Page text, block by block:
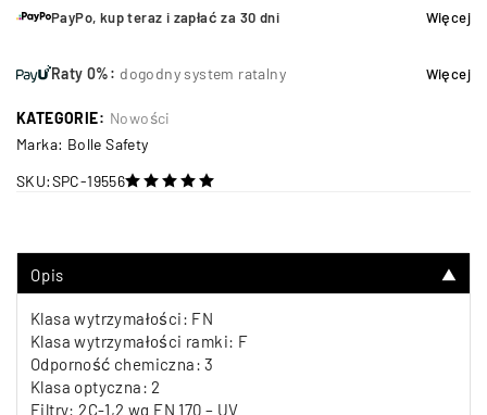
PayPo, kup teraz i zapłać za 30 dni Więcej
Raty 0%: dogodny system ratalny Więcej
KATEGORIE: Nowości
Marka: Bolle Safety
SKU:SPC-19556
Opis ▼
Klasa wytrzymałości: FN
Klasa wytrzymałości ramki: F
Odporność chemiczna: 3
Klasa optyczna: 2
Filtry: 2C-1,2 wg EN 170 – UV